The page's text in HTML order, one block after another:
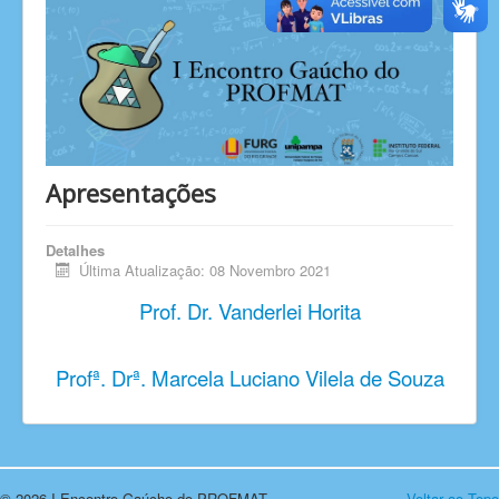
Apresentações
Detalhes
Última Atualização: 08 Novembro 2021
Prof. Dr. Vanderlei Horita
Profª. Drª. Marcela Luciano Vilela de Souza